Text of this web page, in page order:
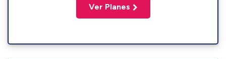
Ver Planes